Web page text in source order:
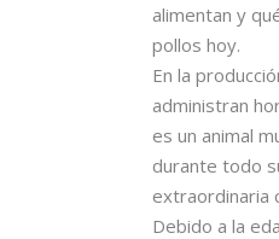
alimentan y
pollos hoy.
En la
administran
es un animal
durante todo
extraordinaria
Debido a la